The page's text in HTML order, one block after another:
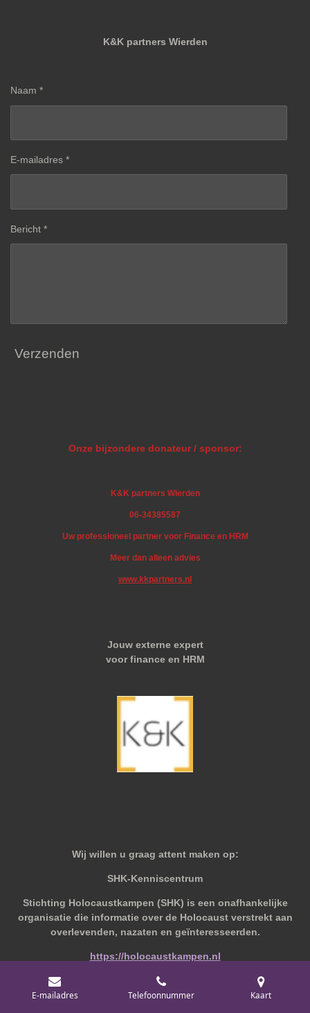
K&K partners Wierden
Naam *
E-mailadres *
Bericht *
Verzenden
Onze bijzondere donateur / sponsor:
K&K partners Wierden
06-34385587
Uw professioneel partner voor Finance en HRM
Meer dan alleen advies
www.kkpartners.nl
Jouw externe expert
voor finance en HRM
Wij willen u graag attent maken op:
SHK-Kenniscentrum
Stichting Holocaustkampen (SHK) is een onafhankelijke
organisatie die informatie over de Holocaust verstrekt aan
overlevenden, nazaten en geïnteresseerden.
https://holocaustkampen.nl
E-mailadres Telefoonnummer Kaart